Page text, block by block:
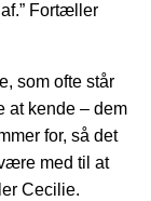
Fortæller
som ofte står
at kende – dem
for, så det
med til at
Cecilie.